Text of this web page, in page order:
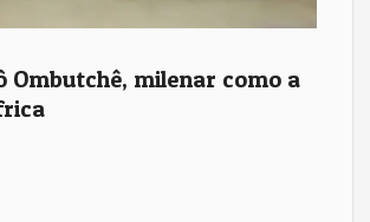
Ombutchê, milenar como a